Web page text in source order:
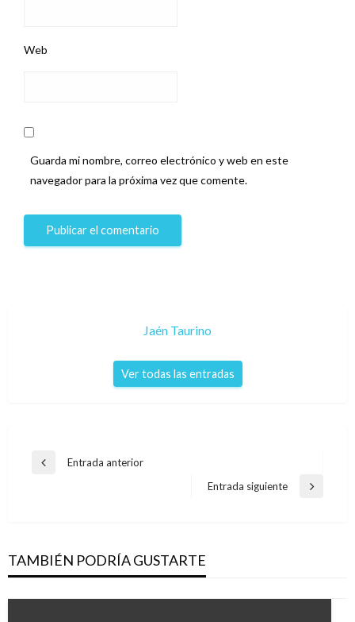
Web
Guarda mi nombre, correo electrónico y web en este
navegador para la próxima vez que comente.
Jaén Taurino
Ver todas las entradas
Navegación
Entrada
Entrada anterior
Entrada
Entrada siguiente
TAMBIÉN PODRÍA GUSTARTE